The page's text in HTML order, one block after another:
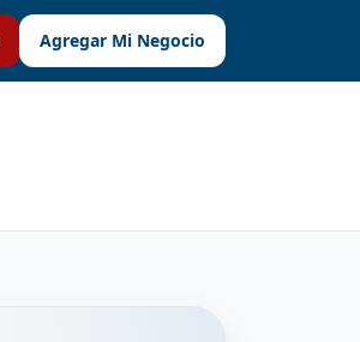
Agregar Mi Negocio